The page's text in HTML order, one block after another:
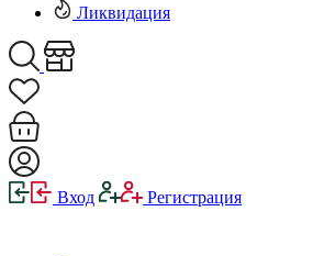
Ликвидация
Вход Регистрация